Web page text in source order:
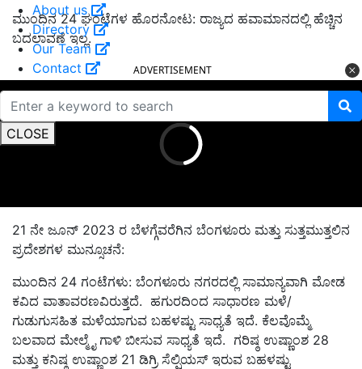
About us
Directory
Our Team
Contact
CLOSE
ಮುಂದಿನ 24 ಘಂಟೆಗಳ ಹೊರನೋಟ: ರಾಜ್ಯದ ಹವಾಮಾನದಲ್ಲಿ ಹೆಚ್ಚಿನ
ಬದಲಾವಣೆ ಇಲ್ಲ.
ADVERTISEMENT
21 ನೇ ಜೂನ್ 2023 ರ ಬೆಳಗ್ಗೆವರೆಗಿನ ಬೆಂಗಳೂರು ಮತ್ತು ಸುತ್ತಮುತ್ತಲಿನ
ಪ್ರದೇಶಗಳ ಮುನ್ಸೂಚನೆ:
ಮುಂದಿನ 24 ಗಂಟೆಗಳು: ಬೆಂಗಳೂರು ನಗರದಲ್ಲಿ ಸಾಮಾನ್ಯವಾಗಿ ಮೋಡ
ಕವಿದ ವಾತಾವರಣವಿರುತ್ತದೆ. ಹಗುರದಿಂದ ಸಾಧಾರಣ ಮಳೆ/
ಗುಡುಗುಸಹಿತ ಮಳೆಯಾಗುವ ಬಹಳಷ್ಟು ಸಾಧ್ಯತೆ ಇದೆ. ಕೆಲವೊಮ್ಮೆ
ಬಲವಾದ ಮೇಲ್ಮೈ ಗಾಳಿ ಬೀಸುವ ಸಾಧ್ಯತೆ ಇದೆ. ಗರಿಷ್ಠ ಉಷ್ಣಾಂಶ 28
ಮತ್ತು ಕನಿಷ್ಠ ಉಷ್ಣಾಂಶ 21 ಡಿಗ್ರಿ ಸೆಲ್ಷಿಯಸ್ ಇರುವ ಬಹಳಷ್ಟು